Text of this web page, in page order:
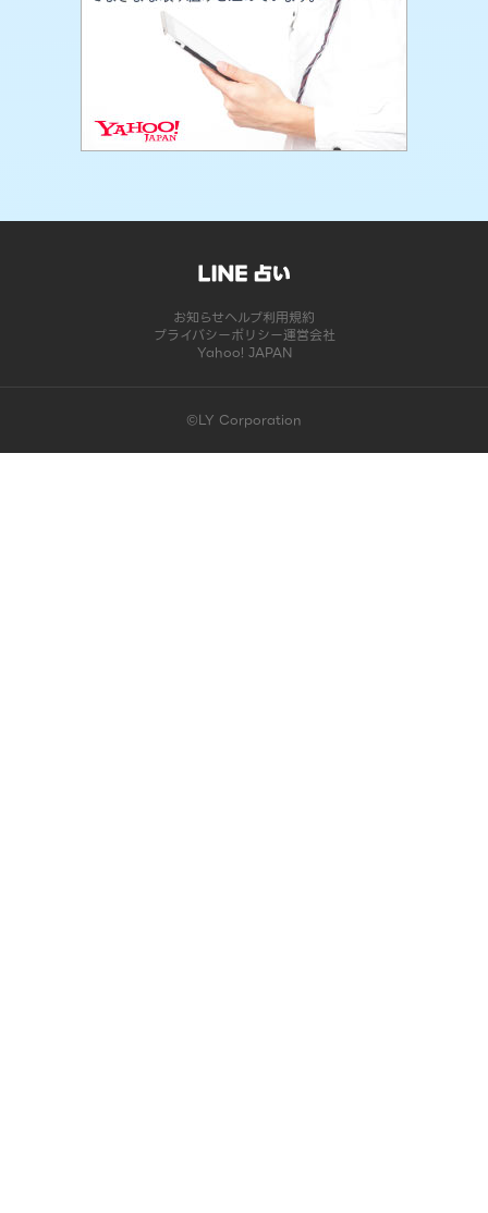
お知らせヘルプ利用規約
プライバシーポリシー運営会社
Yahoo! JAPAN
©LY Corporation
このコンテンツは掲載が終了しました | LINE占い